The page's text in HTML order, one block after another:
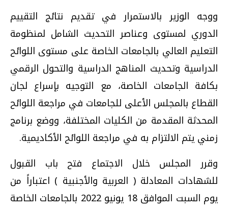
ووجه الوزير بالاستمرار في تقديم نتائج التقييم
الدوري لمستوى وعناصر التحديث الشامل لمنظومة
التعليم العالي بالجامعات الخاصة على مستوى اللوائح
الدراسية وتحديث المناهج الدراسية والتحول الرقمي
بكافة الجامعات الخاصة، مع التوجيه بإسراع لجان
القطاع بالمجلس الأعلى للجامعات في مراجعة اللوائح
المحدثة المقدمة من الكليات المختلفة، ووضع برنامج
زمني يتم الالتزام به في مراجعة اللوائح الأكاديمية.
وقرر المجلس خلال الاجتماع فتح باب القبول
للشهادات المعادلة ( العربية والأجنبية ) اعتباراً من
يوم السبت الموافق 18 يونيو 2022 بالجامعات الخاصة